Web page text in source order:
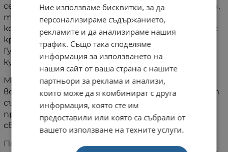
серия anipro Bubbles. Подходяща както за котки,
така и за малки породи кучета. Изработена от
комбинация от висококачествен инокс и гума с
красив стилизиран десен с кръгли форми.
Гумената основа предпазва от приплъзване на
купата и надраскване на пода.
Може да се използва за суха храна, консерви или
вода. Съдържанието на купата влиза в контакт
със 100% натурален материал – инокс –, който
притежава и естествени антибактериални
свойства.
Полираната метална повърхност на купата я
Ние използваме бисквитки, за да
персонализираме съдържанието,
рекламите и да анализираме нашия
трафик. Също така споделяме
информация за използването на
нашия сайт от ваша страна с нашите
партньори за реклама и анализи,
които може да я комбинират с друга
информация, която сте им
предоставили или която са събрали от
вашето използване на техните услуги.